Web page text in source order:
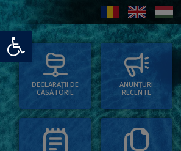
Deschide bara de unelte
DECLARAȚII DE
CĂSĂTORIE
ANUNȚURI
RECENTE